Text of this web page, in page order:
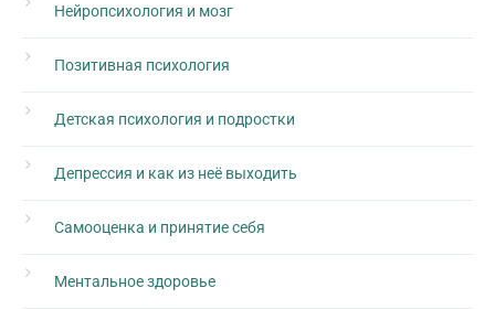
Нейропсихология и мозг
Позитивная психология
Детская психология и подростки
Депрессия и как из неё выходить
Самооценка и принятие себя
Ментальное здоровье